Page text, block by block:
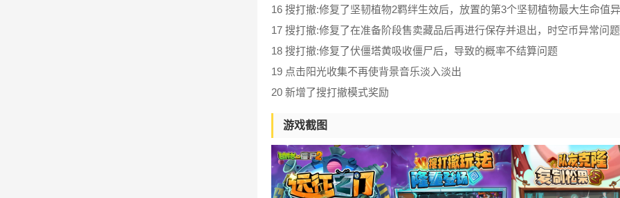
16 搜打撤:修复了坚韧植物2羁绊生效后，放置的第3个坚韧植物最大生命值
17 搜打撤:修复了在准备阶段售卖藏品后再进行保存并退出，时空币异常问题
18 搜打撤:修复了伏僵塔黄吸收僵尸后，导致的概率不结算问题
19 点击阳光收集不再使背景音乐淡入淡出
20 新增了搜打撤模式奖励
游戏截图